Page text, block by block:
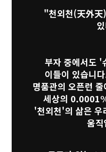
"천외천(天外天
부자 중에서도 '
이들이 있습니
명품관의 오픈런
세상의
'천외천'의 삶은 우
움